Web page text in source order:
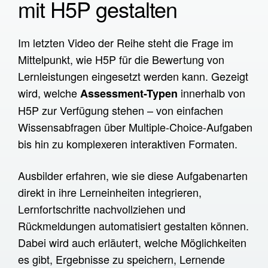
Prototypen
Infrastruktur
H5P Übersetzer
Catharsis
H5P Delivery Service
Raspberry Pi
SCORM Viewer
Tutorials
XR im Unternehmen
Was ist XR
mit H5P gestalten
Im letzten Video der Reihe steht die Frage im
Mittelpunkt, wie H5P für die Bewertung von
Lernleistungen eingesetzt werden kann. Gezeigt
wird, welcheAssessment-Typen innerhalb von
H5P zur Verfügung stehen – von einfachen
Wissensabfragen über Multiple-Choice-Aufgaben
bis hin zu komplexeren interaktiven Formaten.
Ausbilder erfahren, wie sie diese Aufgabenarten
direkt in ihre Lerneinheiten integrieren,
Lernfortschritte nachvollziehen und
Rückmeldungen automatisiert gestalten können.
Dabei wird auch erläutert, welche Möglichkeiten
es gibt, Ergebnisse zu speichern, Lernende